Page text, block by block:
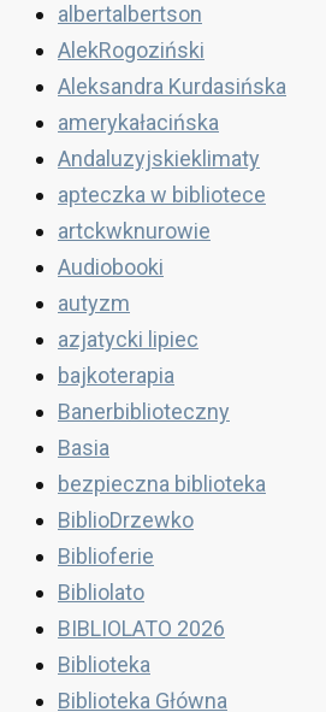
albertalbertson
AlekRogoziński
Aleksandra Kurdasińska
amerykałacińska
Andaluzyjskieklimaty
apteczka w bibliotece
artckwknurowie
Audiobooki
autyzm
azjatycki lipiec
bajkoterapia
Banerbiblioteczny
Basia
bezpieczna biblioteka
BiblioDrzewko
Biblioferie
Bibliolato
BIBLIOLATO 2026
Biblioteka
Biblioteka Główna